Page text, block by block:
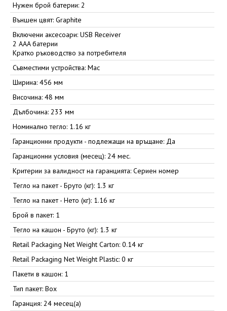
Нужен брой батерии: 2
Външен цвят: Graphite
Включени аксесоари: USB Receiver
2 AAA батерии
Кратко ръководство за потребителя
Съвместими устройства: Mac
Ширина: 456 мм
Височина: 48 мм
Дълбочина: 233 мм
Номинално тегло: 1.16 кг
Гаранционни продукти - подлежащи на връщане: Да
Гаранционни условия (месец): 24 мес.
Критерии за валидност на гаранцията: Сериен номер
Тегло на пакет - Бруто (кг): 1.3 кг
Тегло на пакет - Нето (кг): 1.16 кг
Брой в пакет: 1
Тегло на кашон - Бруто (кг): 1.3 кг
Retail Packaging Net Weight Carton: 0.14 кг
Retail Packaging Net Weight Plastic: 0 кг
Пакети в кашон: 1
Тип пакет: Box
Гаранция: 24 месец(а)